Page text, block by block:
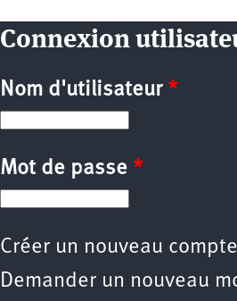
Connexion
Nom d'utilisateur *
Mot de passe *
Créer un nouveau compte
Demander un nouveau